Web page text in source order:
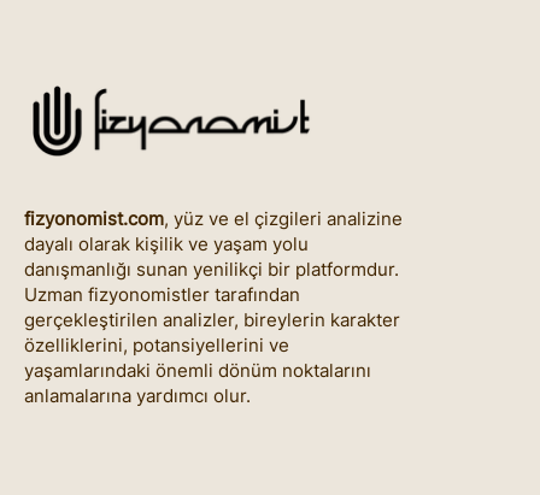
fizyonomist.com, yüz ve el çizgileri analizine
dayalı olarak kişilik ve yaşam yolu
danışmanlığı sunan yenilikçi bir platformdur.
Uzman fizyonomistler tarafından
gerçekleştirilen analizler, bireylerin karakter
özelliklerini, potansiyellerini ve
yaşamlarındaki önemli dönüm noktalarını
anlamalarına yardımcı olur.